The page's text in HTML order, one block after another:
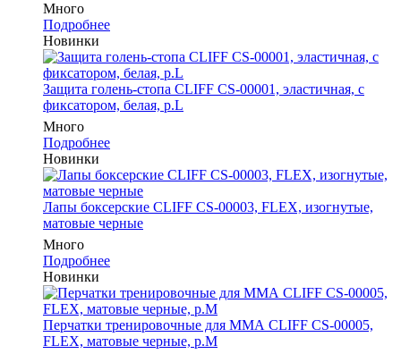
Много
Подробнее
Новинки
Защита голень-стопа CLIFF CS-00001, эластичная, с
фиксатором, белая, р.L
Много
Подробнее
Новинки
Лапы боксерские CLIFF CS-00003, FLEX, изогнутые,
матовые черные
Много
Подробнее
Новинки
Перчатки тренировочные для ММА CLIFF CS-00005,
FLEX, матовые черные, р.M